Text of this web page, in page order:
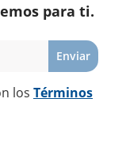
para ti.
Enviar
los Términos